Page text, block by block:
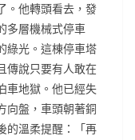
。他轉頭看去，發
多層機械式停車
綠光。這棟停車塔
傳說只要有人敢在
車地獄。他已經失
向盤，車頭朝著銅
的溫柔提醒：「再